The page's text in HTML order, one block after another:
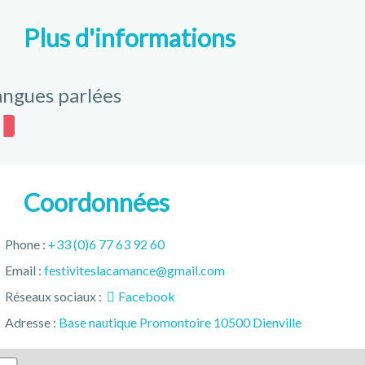
Plus d'informations
parlées
Coordonnées
Phone : +33 (0)6 77 63 92 60
Email :festiviteslacamance@gmail.com
Réseaux sociaux :
Facebook
Adresse : Base nautique Promontoire 10500 Dienville